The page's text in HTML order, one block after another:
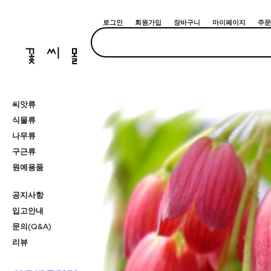
로그인 회원가입 장바구니 마이페이지 주
씨앗류
식물류
나무류
구근류
원예용품
공지사항
입고안내
문의(Q&A)
리뷰